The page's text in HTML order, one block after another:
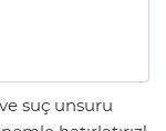
suç unsuru